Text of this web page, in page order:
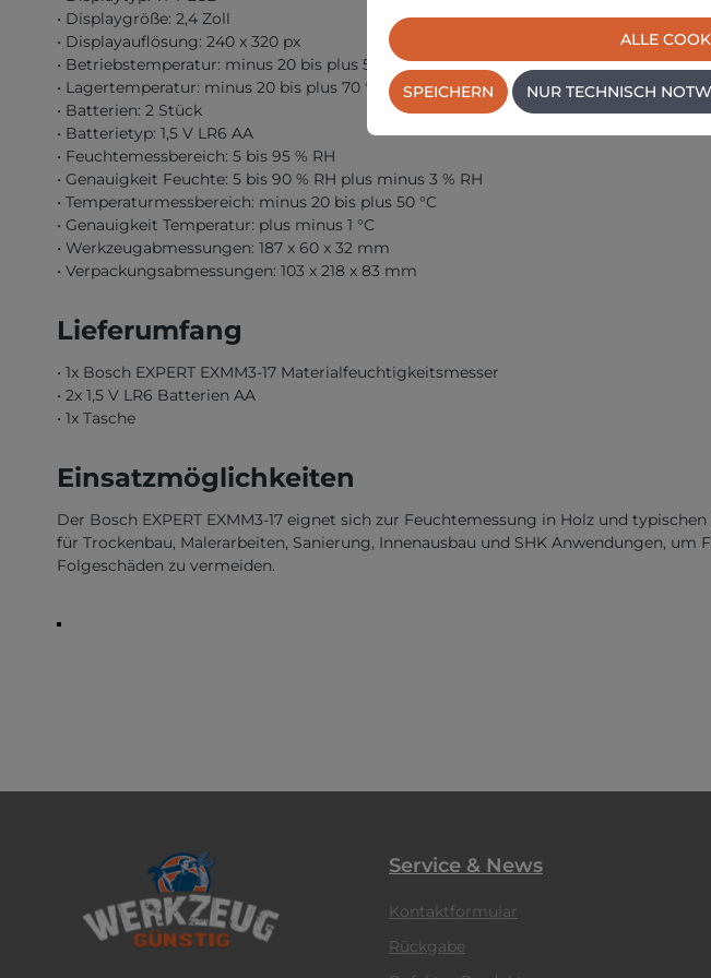
• Displaygröße: 2,4 Zoll
• Displayauflösung: 240 x 320 px
• Betriebstemperatur: minus 20 bis plus 50 °C
• Lagertemperatur: minus 20 bis plus 70 °C
• Batterien: 2 Stück
• Batterietyp: 1,5 V LR6 AA
• Feuchtemessbereich: 5 bis 95 % RH
• Genauigkeit Feuchte: 5 bis 90 % RH plus minus 3 % RH
• Temperaturmessbereich: minus 20 bis plus 50 °C
• Genauigkeit Temperatur: plus minus 1 °C
• Werkzeugabmessungen: 187 x 60 x 32 mm
• Verpackungsabmessungen: 103 x 218 x 83 mm
Lieferumfang
• 1x Bosch EXPERT EXMM3-17 Materialfeuchtigkeitsmesser
• 2x 1,5 V LR6 Batterien AA
• 1x Tasche
Einsatzmöglichkeiten
Der Bosch EXPERT EXMM3-17 eignet sich zur Feuchtemessung in Holz und
für Trockenbau, Malerarbeiten, Sanierung, Innenausbau und SHK Anwendungen,
Folgeschäden zu vermeiden.
Service & News
Kontaktformular
Rückgabe
ALLE
SPEICHERN NUR TECHNISCH